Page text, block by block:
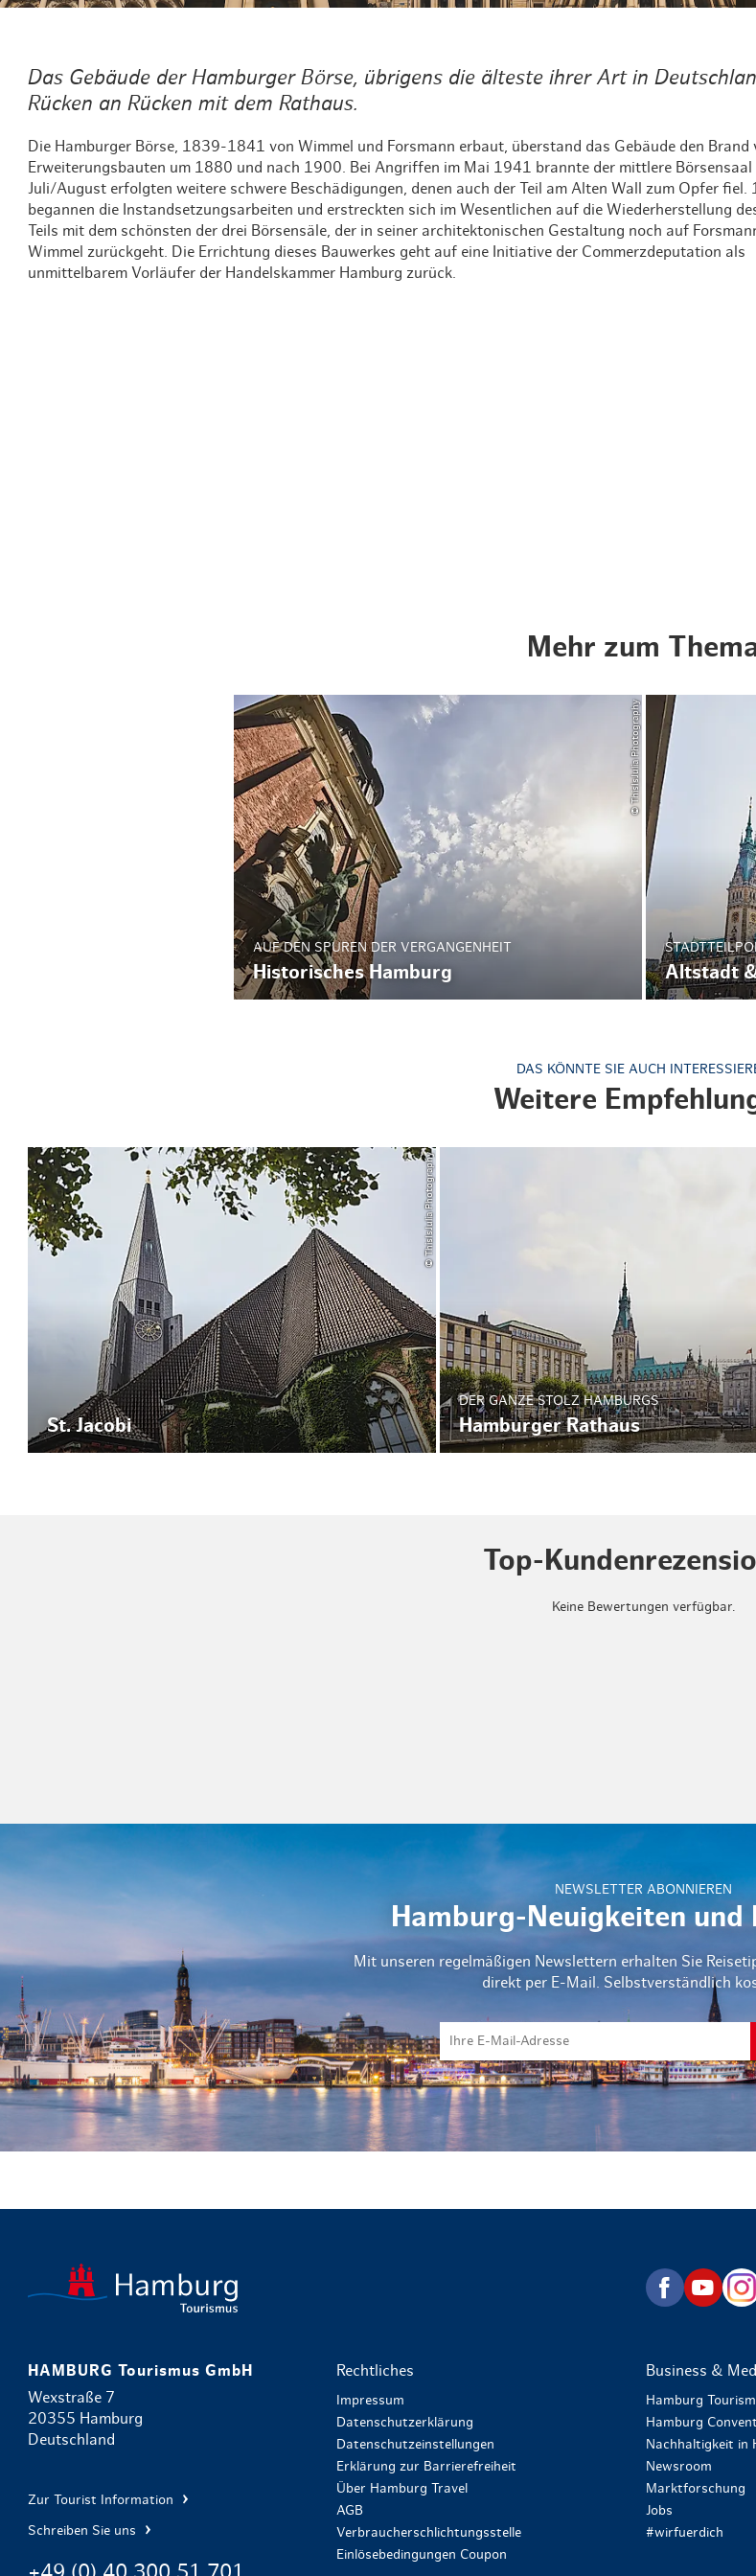
Weihnachten mit
Das Gebäude der Hamburger Börse, übrigens die älteste ihrer Art in
Rücken an Rücken mit dem Rathaus.
Die Hamburger Börse, 1839-1841 von Wimmel und Forsmann erbaut, überstand das Gebäude den Brand
Erweiterungsbauten um 1880 und nach 1900. Bei Angriffen im Mai 1941 brannte der mittlere
Juli/August erfolgten weitere schwere Beschädigungen, denen auch der Teil am Alten Wall zum Opfer fiel.
begannen die Instandsetzungsarbeiten und erstreckten sich im Wesentlichen auf die Wiederherstellung
Teils mit dem schönsten der drei Börsensäle, der in seiner architektonischen Gestaltung noch auf
Wimmel zurückgeht. Die Errichtung dieses Bauwerkes geht auf eine Initiative der Commerzdeputation als
unmittelbarem Vorläufer der Handelskammer Hamburg zurück.
Mehr zum
© ThisIsJulia Photography
AUF DEN SPUREN DER VERGANGENHEIT
Historisches Hamburg Altstadt
DAS KÖNNTE SIE AUCH
Weitere
© ThisIsJulia Photography
St. Jacobi
DER GANZE STOLZ HAMBURGS
Hamburger Rathaus
Top-
Keine Bewertungen verfügbar.
NEWSLETTER ABONNIEREN
Hamburg-Neuigkeiten und
Mit unseren regelmäßigen Newslettern erhalten Sie
direkt per E-Mail. Selbstverständlich
zurück zur Startseite
HAMBURG Tourismus GmbH
Wexstraße 7
20355 Hamburg
Deutschland
Zur Tourist Information
Schreiben Sie uns
Rechtliches
Impressum
Datenschutzerklärung
Datenschutzeinstellungen
Erklärung zur Barrierefreiheit
Über Hamburg Travel
AGB
Verbraucherschlichtungsstelle
Einlösebedingungen Coupon
Business &
Hamburg
Hamburg
Nachhaltigkeit in
Newsroom
Marktforschung
Jobs
#wirfuerdich